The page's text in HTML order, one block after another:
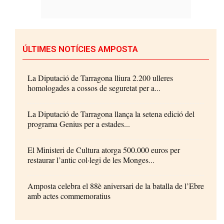
ÚLTIMES NOTÍCIES AMPOSTA
La Diputació de Tarragona lliura 2.200 ulleres
homologades a cossos de seguretat per a...
La Diputació de Tarragona llança la setena edició del
programa Genius per a estades...
El Ministeri de Cultura atorga 500.000 euros per
restaurar l’antic col·legi de les Monges...
Amposta celebra el 88è aniversari de la batalla de l’Ebre
amb actes commemoratius